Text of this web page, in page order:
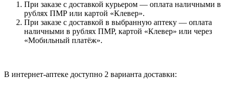
При заказе с доставкой курьером — оплата наличными в
рублях ПМР или картой «Клевер».
При заказе с доставкой в выбранную аптеку — оплата
наличными в рублях ПМР, картой «Клевер» или через
«Мобильный платёж».
В интернет-аптеке доступно 2 варианта доставки: